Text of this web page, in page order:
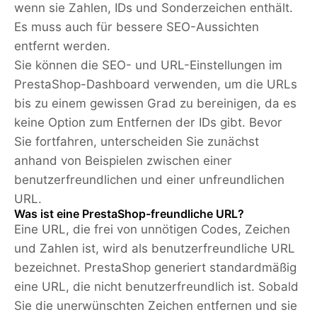
wenn sie Zahlen, IDs und Sonderzeichen enthält.
Es muss auch für bessere SEO-Aussichten
entfernt werden.
Sie können die SEO- und URL-Einstellungen im
PrestaShop-Dashboard verwenden, um die URLs
bis zu einem gewissen Grad zu bereinigen, da es
keine Option zum Entfernen der IDs gibt. Bevor
Sie fortfahren, unterscheiden Sie zunächst
anhand von Beispielen zwischen einer
benutzerfreundlichen und einer unfreundlichen
URL.
Was ist eine PrestaShop-freundliche URL?
Eine URL, die frei von unnötigen Codes, Zeichen
und Zahlen ist, wird als benutzerfreundliche URL
bezeichnet. PrestaShop generiert standardmäßig
eine URL, die nicht benutzerfreundlich ist. Sobald
Sie die unerwünschten Zeichen entfernen und sie